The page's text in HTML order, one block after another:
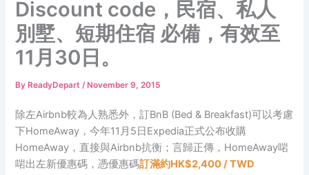
Discount code，民宿、私人
別墅、短期住宿 必備，有效至
11月30日。
By ReadyDepart/ November 9, 2015
除左Airbnb較為人熟悉外，訂BnB (Bed & Breakfast)可以考慮
下HomeAway，今年11月5日Expedia正式公布收購
HomeAway，直接與Airbnb抗衡；言歸正傳，HomeAway啱
啱出左新優惠碼，憑優惠碼訂滿約HK$2,400 / TWD